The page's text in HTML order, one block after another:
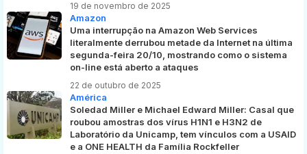
19 de novembro de 2025
Amazon
Uma interrupção na Amazon Web Services
literalmente derrubou metade da Internet na última
segunda-feira 20/10, mostrando como o sistema
on-line está aberto a ataques
22 de outubro de 2025
América
Soledad Miller e Michael Edward Miller: Casal que
roubou amostras dos vírus H1N1 e H3N2 de
Laboratório da Unicamp, tem vínculos com a USAID
e a ONE HEALTH da Família Rockfeller